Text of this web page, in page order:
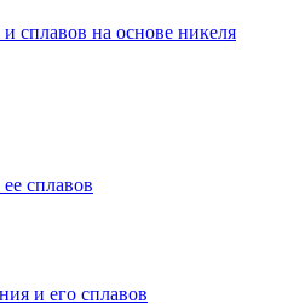
сплавов на основе никеля
сплавов
и его сплавов